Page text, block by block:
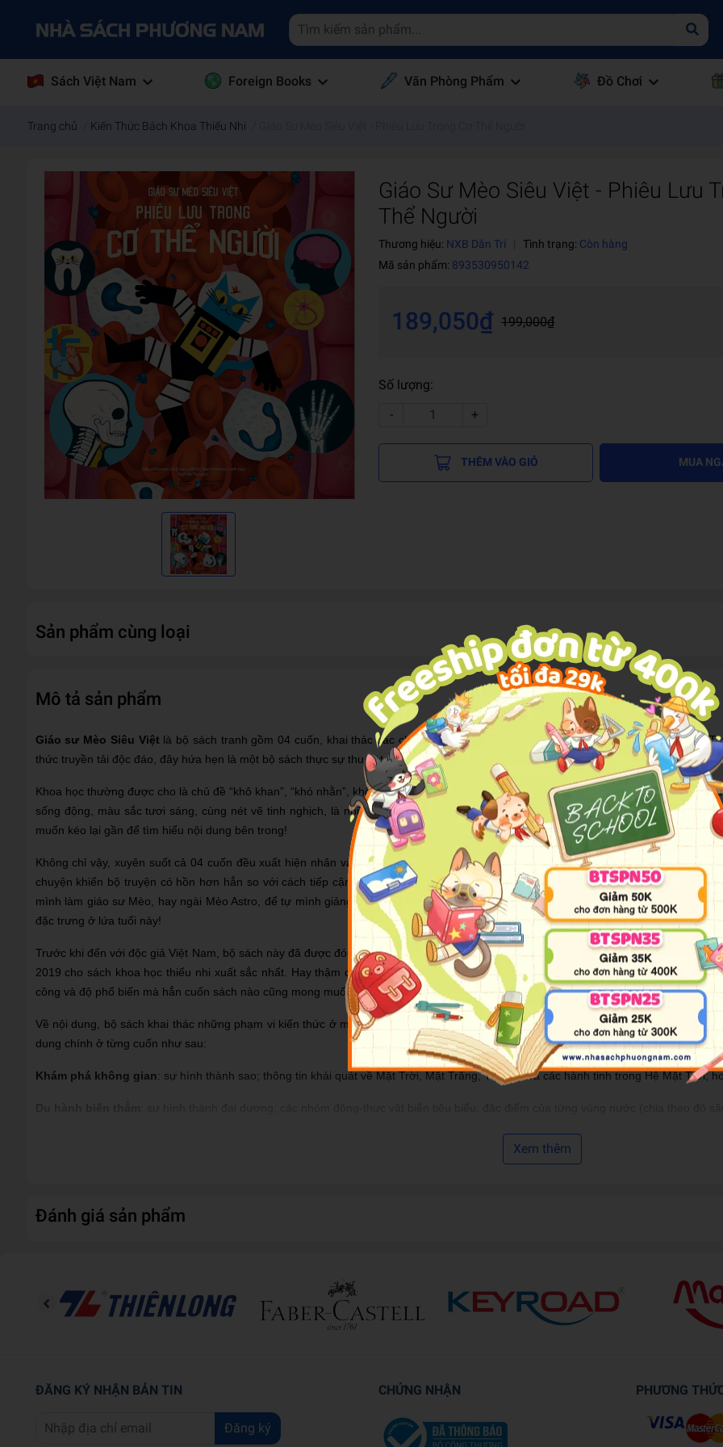
Sách Việt Nam Foreign Books Văn Phòng Phẩm Đồ Chơi
Trang chủ Kiến Thức Bách Khoa Thiếu Nhi
Giáo Sư Mèo Siêu Việt - Phiêu Lưu
Thể Người
Thương hiệu: NXB Dân Trí Tình trạng: Còn hàng
Mã sản phẩm: 893530950142
189,050₫ 199,000₫
Số lượng:
-
+
THÊM VÀO GIỎ MUA
Sản phẩm cùng loại
Mô tả sản phẩm
Giáo sư Mèo Siêu Việt là bộ sách tranh gồm 04 cuốn, khai thác các chủ đề khoa học: đại dương, vật lý, cơ thể người và vũ trụ.
thức truyền tải độc đáo, đây hứa hẹn là một bộ sách thực sự thu hút đối với độc giả nhí lứa tuổi tiểu học.
Khoa học thường được cho là chủ đề “khô khan”, “khó nhằn”, không chỉ với trẻ nhỏ mà đôi khi với cả người lớn. BộGiáo sư Mèo
sống động, màu sắc tươi sáng, cùng nét vẽ tinh nghịch, là những yếu tố hấp dẫn trước hết đối với con mắt trẻ nhỏ. Tin rằng sẽ
muốn kéo lại gần để tìm hiểu nội dung bên trong!
Không chỉ vậy, xuyên suốt cả 04 cuốn đều xuất hiện nhân vật chính là Giáo sư Mèo cùng các đồng đội trong quá trình tham gia
chuyện khiến bộ truyện có hồn hơn hẳn so với cách tiếp cận thường thấy là chỉ đưa ra các số liệu hay thông tin khô cứng. Sau khi
mình làm giáo sư Mèo, hay ngài Mèo Astro, để tự mình giảng giải những kiến thức đã đọc cho các bạn hay các em của mình. Bởi
đặc trưng ở lứa tuổi này!
Trước khi đến với độc giả Việt Nam, bộ sách này đã được đón nhận ở không ít quốc gia, được dịch ra tới gần 20 thứ tiếng. Cuốn
2019 cho sách khoa học thiếu nhi xuất sắc nhất. Hay thậm chí Khám phá không gian còn được khai thác sâu hơn thành game điện
công và độ phổ biến mà hẳn cuốn sách nào cũng mong muốn đạt được.
Về nội dung, bộ sách khai thác những phạm vi kiến thức ở mức cơ bản nhất ở mỗi chủ đề; diễn giải đơn giản, dễ hiểu, phù hợp
dung chính ở từng cuốn như sau:
Khám phá không gian: sự hình thành sao; thông tin khái quát về Mặt Trời, Mặt Trăng, Trái Đất và các hành tinh trong Hệ Mặt Trời;
: các quy luật cơ bản của vũ trụ; các quy tắc cơ bản mô tả bản chất của thế giới xung quanh chúng ta
Đặc biệt, ở mỗi cuốn sách, tác giả đều không chỉ đưa ra nội dung kiến thức thông thường mà còn gửi gắm những lời nhắn nhủ về
các lĩnh vực mà chính các em nhỏ cũng có thể tự tìm hiểu khi lớn lên (tương lai của du hành không gian và khoa học nghiên cứu/
Tiến sĩ Dominic Walliman là nhà vật lý kiêm cây viết khoa học. Dominic cũng làm những video giải thích về khoa học trên kênh
nghiên cứu tính toán lượng tử, ông lấy được bằng Tiến sĩ chuyên ngành vật lý về các thiết bị lượng tử năm 2010. Hiện ông đang làm
Xem thêm
Đánh giá sản phẩm
ĐĂNG KÝ NHẬN BẢN TIN
Đăng ký
CHỨNG NHẬN PHƯƠNG